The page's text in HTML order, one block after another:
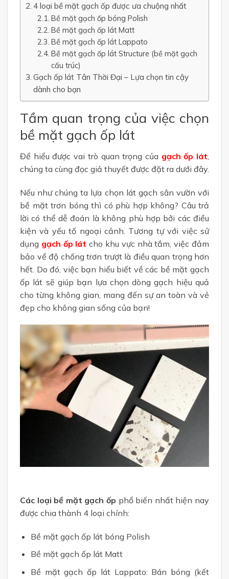
4 loại bề mặt gạch ốp được ưa chuộng nhất
Bề mặt gạch ốp bóng Polish
Bề mặt gạch ốp lát Matt
Bề mặt gạch ốp lát Lappato
Bề mặt gạch ốp lát Structure (bề mặt gạch
cấu trúc)
Gạch ốp lát Tân Thời Đại – Lựa chọn tin cậy
dành cho bạn
Tầm quan trọng của việc chọn
bề mặt gạch ốp lát
Để hiểu được vai trò quan trọng củagạch ốp lát
chúng ta cùng đọc giả thuyết được đặt ra dưới đây.
Nếu như chúng ta lựa chọn lát gạch sân vườn với
bề mặt trơn bóng thì có phù hợp không? Câu trả
lời có thể dễ đoán là không phù hợp bởi các điều
kiện và yếu tố ngoại cảnh. Tương tự với việc sử
dụng gạch ốp lát cho khu vực nhà tắm, việc đảm
bảo về độ chống trơn trượt là điều quan trọng hơn
hết. Do đó, việc bạn hiểu biết về các bề mặt gạch
ốp lát sẽ giúp bạn lựa chọn dòng gạch hiệu quả
cho từng không gian, mang đến sự an toàn và vẻ
đẹp cho không gian sống của bạn!
Các loại bề mặt gạch ốp phổ biến nhất hiện nay
được chia thành 4 loại chính:
Bề mặt gạch ốp lát bóng Polish
Bề mặt gạch ốp lát Matt
Bề mặt gạch ốp lát Lappato: Bán bóng (kết